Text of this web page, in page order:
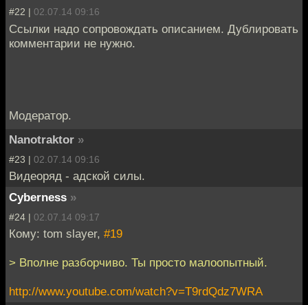
#22 | 02.07.14 09:16
Ссылки надо сопровождать описанием. Дублировать
комментарии не нужно.
Модератор.
Nanotraktor »
#23 | 02.07.14 09:16
Видеоряд - адской силы.
Cyberness »
#24 | 02.07.14 09:17
Кому: tom slayer, #19
> Вполне разборчиво. Ты просто малоопытный.
http://www.youtube.com/watch?v=T9rdQdz7WRA